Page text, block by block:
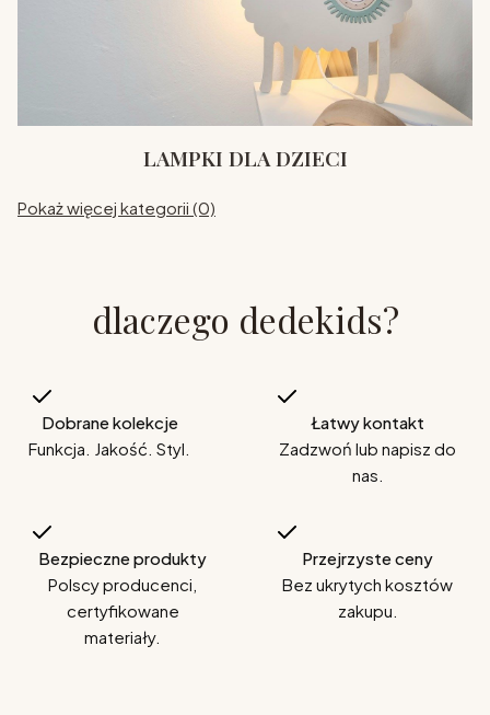
LAMPKI DLA DZIECI
Pokaż więcej kategorii (0)
dlaczego dedekids?
Dobrane kolekcje
Funkcja. Jakość. Styl.
Łatwy kontakt
Zadzwoń lub napisz do
nas.
Bezpieczne produkty
Polscy producenci,
certyfikowane
materiały.
Przejrzyste ceny
Bez ukrytych kosztów
zakupu.